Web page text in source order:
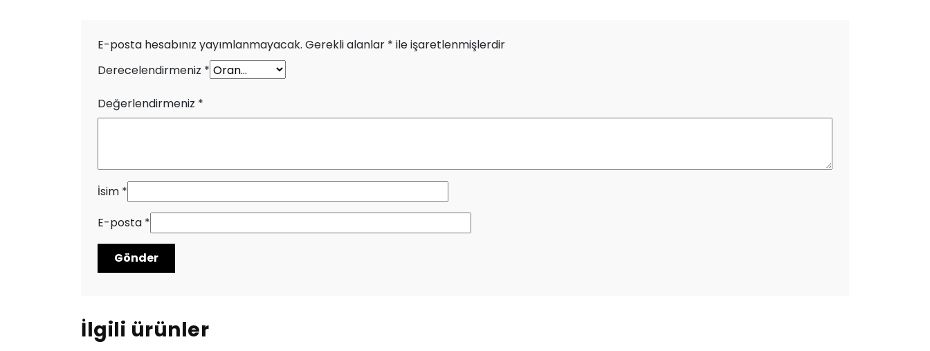
E-posta hesabınız yayımlanmayacak. Gerekli alanlar * ile işaretlenmişlerdir
Derecelendirmeniz *
Değerlendirmeniz *
İsim *
E-posta *
İlgili ürünler